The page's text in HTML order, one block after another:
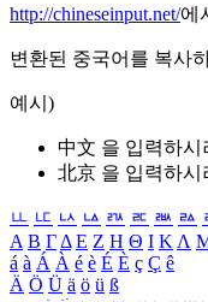
http://chineseinput.net/에
변환된 중국어를 복사
예시)
中文 을 입력하시
北京 을 입력하시
ㅥ ㅦ ㅧ ㅨ ㅩ ㅪ ㅫ ㅬ
Α Β ΓΔ Ε Ζ Η Θ Ι ΚΛ
á à Á À é è É È ç Ç ê
Ä Ö Ü ä ö ü ß